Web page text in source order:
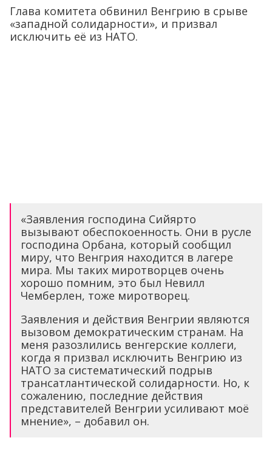
Глава комитета обвинил Венгрию в срыве
«западной солидарности», и призвал
исключить её из НАТО.
«Заявления господина Сийярто
вызывают обеспокоенность. Они в русле
господина Орбана, который сообщил
миру, что Венгрия находится в лагере
мира. Мы таких миротворцев очень
хорошо помним, это был Невилл
Чемберлен, тоже миротворец.
Заявления и действия Венгрии являются
вызовом демократическим странам. На
меня разозлились венгерские коллеги,
когда я призвал исключить Венгрию из
НАТО за систематический подрыв
трансатлантической солидарности. Но, к
сожалению, последние действия
представителей Венгрии усиливают моё
мнение», – добавил он.